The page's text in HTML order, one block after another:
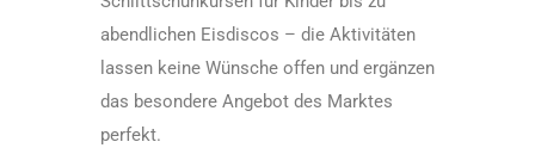
abendlichen Eisdiscos – die Aktivitäten
lassen keine Wünsche offen und ergänzen
das besondere Angebot des Marktes
perfekt.